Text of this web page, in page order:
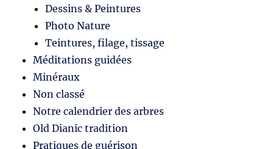
Dessins & Peintures
Photo Nature
Teintures, filage, tissage
Méditations guidées
Minéraux
Non classé
Notre calendrier des arbres
Old Dianic tradition
Pratiques de guérison